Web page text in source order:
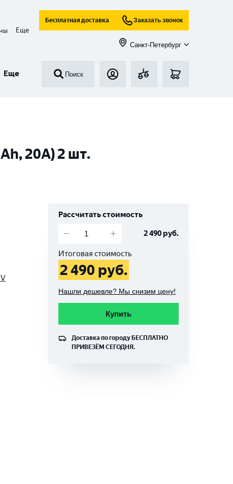
Еще
Бесплатная доставка Заказать звонок
Санкт-Петербург
Еще Поиск
20A) 2 шт.
Рассчитать стоимость
2 490руб.
Итоговая стоимость
2 490 руб.
Нашли дешевле? Мы снизим цену!
Купить
Доставка по городу БЕСПЛАТНО
ПРИВЕЗЁМ СЕГОДНЯ.